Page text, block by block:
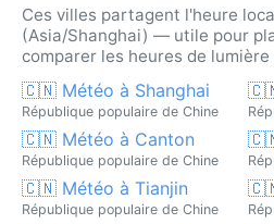
Ces villes partagent l'heure
(Asia/Shanghai) — utile pour
comparer les heures de lumière
🇨🇳 Météo à Shanghai
République populaire de Chine
🇨🇳 Météo à Canton
République populaire de Chine
🇨🇳
🇨🇳 Météo à Tianjin
République populaire de Chine
🇨🇳